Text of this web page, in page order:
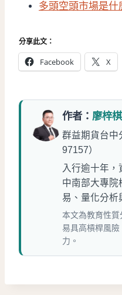
多頭空頭市場是
分享此文：
Facebook X
作者： 廖梓棋
群益期貨台中
97157）
入行逾十年，
中南部大專院
易、量化分析
本文為教育性
易具高槓桿風
力。